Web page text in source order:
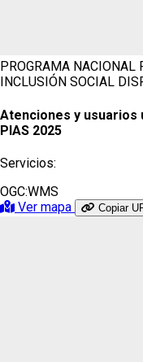
PROGRAMA NACIONAL
INCLUSIÓN SOCIAL
Atenciones y usuarios
PIAS 2025
Servicios:
OGC:WMS
Ver mapa
Copiar